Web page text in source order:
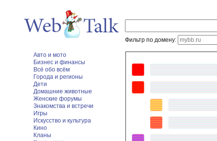
Фильтр по домену:
Авто и мото
Бизнес и финансы
Всё обо всём
Города и регионы
Дети
Домашние животные
Женские форумы
Знакомства и встречи
Игры
Искусство и культура
Кино
Кланы